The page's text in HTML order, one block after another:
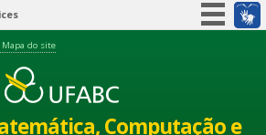
Information access
Legislation
Mapa do site
Computação e